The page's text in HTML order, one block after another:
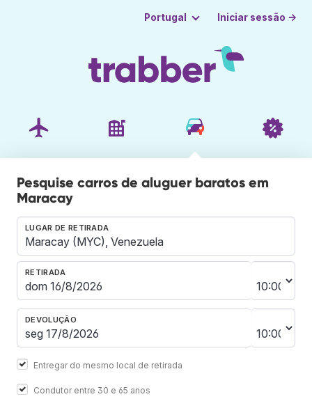
Portugal Iniciar sessão →
Pesquise carros de aluguer baratos em
Maracay
LUGAR DE RETIRADA
RETIRADA
DEVOLUÇÃO
Entregar do mesmo local de retirada
Condutor entre 30 e 65 anos